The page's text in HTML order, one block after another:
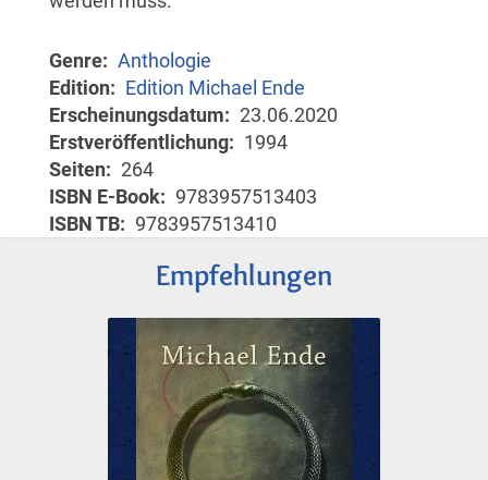
Genre
Anthologie
Edition
Edition Michael Ende
Erscheinungsdatum
23.06.2020
Erstveröffentlichung
1994
Seiten
264
ISBN E-Book
9783957513403
ISBN TB
9783957513410
Empfehlungen